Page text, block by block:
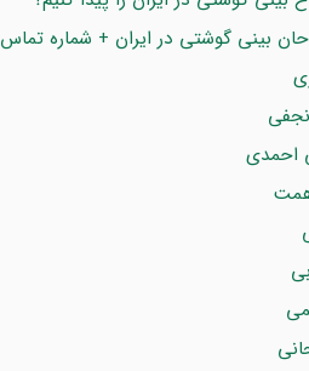
بینی گوشتی در ایران + شماره تماس
احمدی
همت